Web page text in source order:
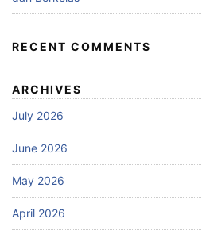
RECENT COMMENTS
ARCHIVES
July 2026
June 2026
May 2026
April 2026